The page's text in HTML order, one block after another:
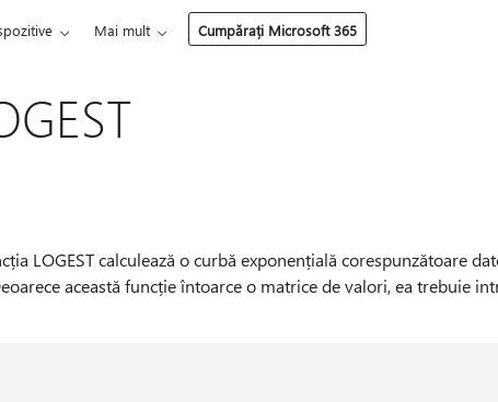
Mai mult Cumpărați Microsoft 365
LOGEST calculează o curbă exponențială corespunzătoare
această funcție întoarce o matrice de valori, ea trebuie